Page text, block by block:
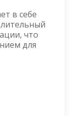
в себе
что
для